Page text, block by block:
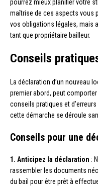
pourrez mieux planifier votre
maîtrise de ces aspects vous
vos obligations légales, mais
tant que propriétaire bailleur.
Conseils
La déclaration d’un nouveau
premier abord, peut
conseils pratiques et
cette démarche se déroule
Conseils pour une
1. Anticipez la déclaration :
rassembler les documents
du bail pour être prêt à